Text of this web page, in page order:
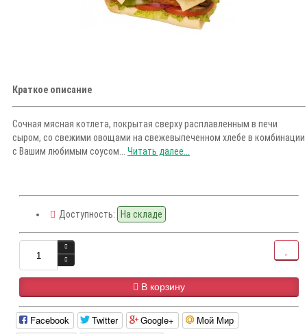
Краткое описание
Сочная мясная котлета, покрытая сверху расплавленным в печи
сыром, со свежими овощами на свежевыпеченном хлебе в комбинации
с Вашим любимым соусом... Читать далее...
Доступность: На складе
В корзину
Facebook Twitter Google+ Мой Мир